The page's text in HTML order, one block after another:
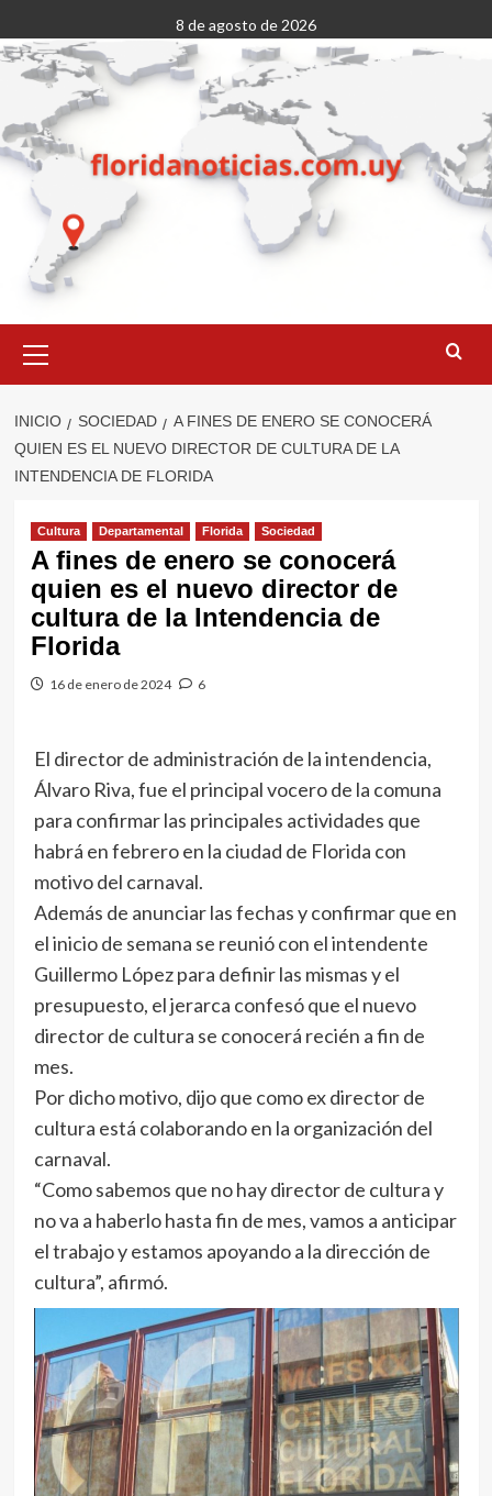
al
contenido
8 de agosto de 2026
primario
INICIO SOCIEDAD
A FINES DE ENERO SE CONOCERÁ
QUIEN ES EL NUEVO DIRECTOR DE CULTURA DE LA
INTENDENCIA DE FLORIDA
Cultura Departamental Florida Sociedad
A fines de enero se conocerá
quien es el nuevo director de
cultura de la Intendencia de
Florida
16 de enero de 2024 6
El director de administración de la intendencia,
Álvaro Riva, fue el principal vocero de la comuna
para confirmar las principales actividades que
habrá en febrero en la ciudad de Florida con
motivo del carnaval.
Además de anunciar las fechas y confirmar que en
el inicio de semana se reunió con el intendente
Guillermo López para definir las mismas y el
presupuesto, el jerarca confesó que el nuevo
director de cultura se conocerá recién a fin de
mes.
Por dicho motivo, dijo que como ex director de
cultura está colaborando en la organización del
carnaval.
“Como sabemos que no hay director de cultura y
no va a haberlo hasta fin de mes, vamos a anticipar
el trabajo y estamos apoyando a la dirección de
cultura”, afirmó.